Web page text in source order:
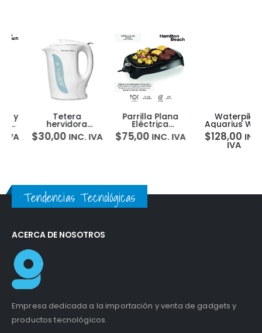
Tetera
hervidora
Proctor Silex
K2070Y
$30,00 INC. IVA
Parrilla Plana
Eléctrica
Interiores/Exteriores
1200w Hamilton
$75,00 INC. IVA
Waterpik
Aquarius WP-
66X Irrigador
Dental Electrico
$ 128,00 INC.
Tendencias Tecnológicas
ACERCA DE NOSOTROS
Empresa dedicada a la importación y venta de gadgets y
productos tecnológicos.